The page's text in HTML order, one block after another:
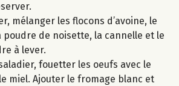
mélanger les flocons d’avoine, le
poudre de noisette, la cannelle et le
à lever.
fouetter les oeufs avec le
miel. Ajouter le fromage blanc et